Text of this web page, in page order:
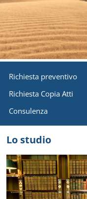
Richiesta preventivo
Richiesta Copia Atti
Consulenza
Lo studio